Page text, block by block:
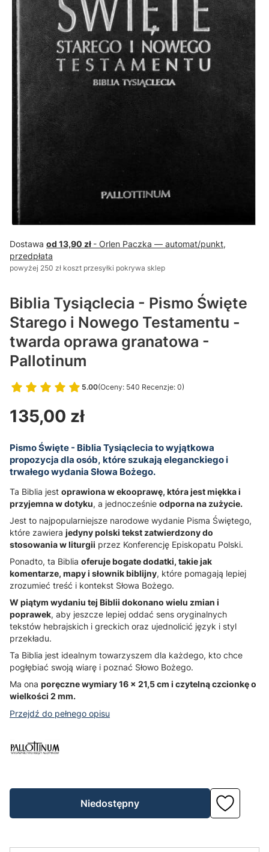
Dostawa od 13,90 zł - Orlen Paczka — automat/punkt,
przedpłata
powyżej 250 zł koszt przesyłki pokrywa sklep
Biblia Tysiąclecia - Pismo Święte
Starego i Nowego Testamentu -
twarda oprawa granatowa -
Pallotinum
5.00(Oceny: 540 Recenzje: 0)
Przejdź do sekcji Opinie
Cena
135,00 zł
Pismo Święte - Biblia Tysiąclecia to wyjątkowa
propozycja dla osób, które szukają eleganckiego i
trwałego wydania Słowa Bożego.
Ta Biblia jest oprawiona w ekooprawę, która jest miękka i
przyjemna w dotyku, a jednocześnie odporna na zużycie.
Jest to najpopularniejsze narodowe wydanie Pisma Świętego,
które zawiera jedyny polski tekst zatwierdzony do
stosowania w liturgii przez Konferencję Episkopatu Polski.
Ponadto, ta Biblia oferuje bogate dodatki, takie jak
komentarze, mapy i słownik biblijny, które pomagają lepiej
zrozumieć treść i kontekst Słowa Bożego.
W piątym wydaniu tej Biblii dokonano wielu zmian i
poprawek, aby jeszcze lepiej oddać sens oryginalnych
tekstów hebrajskich i greckich oraz ujednolicić język i styl
przekładu.
Ta Biblia jest idealnym towarzyszem dla każdego, kto chce
pogłębiać swoją wiarę i poznać Słowo Bożego.
Ma ona poręczne wymiary 16 x 21,5 cm i czytelną czcionkę o
wielkości 2 mm.
Przejdź do pełnego opisu
Niedostępny